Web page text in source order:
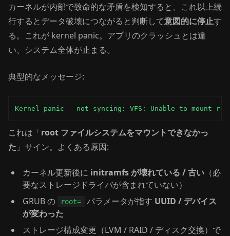
カーネルが内部で致命的な矛盾を検知すると、これ以上続
行するとデータ破壊につながると判断して意図的に停止す
る。これが kernel panic。アプリのクラッシュとは違
い、システム全体が止まる。
典型的なメッセージ:
Kernel panic - not syncing: VFS: Unable to mount
これは「root ファイルシステムをマウントできなかっ
た 」サイン。よくある原因:
カーネル更新後に initramfs が壊れている / 古い （必
要なストレージドライバが含まれていない）
GRUB の
root= パラメータが指す UUID / デバイス
が変わった
ストレージ構成変更（LVM / RAID / ディスク交換）で